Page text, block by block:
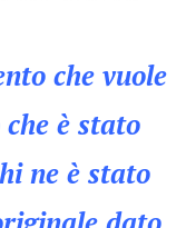
che vuole
è stato
ne è stato